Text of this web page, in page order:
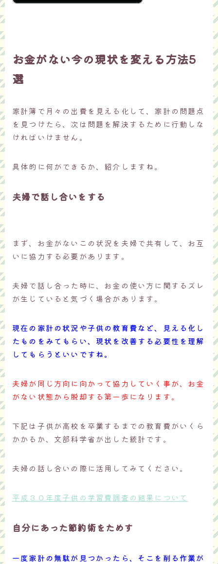
お金がない今の現状を変える方法5
選
家計簿で月々の出費を見える化して、家計の問題点
を見つけたら、次は問題を解決するために行動しな
ければいけません。
具体的に何ができるか、紹介しますね。
夫婦で話し合いをする
まず、お金がないこの状況を夫婦で共有して、お互
いに協力する必要があります。
夫婦で話し合った時に、お金の使い方に関するズレ
が生じていると気づく場合があります。
現在の家計の状況や子供の教育費など、見える化し
たものをみてもらい、現状を改善する必要性を理解
してもらうといいですね。
夫婦が同じ方向に向かって協力していく事が、お金
がない状態から脱却する第一歩になります。
下記は子供が高校を卒業するまでの教育費がいくら
かかるか、文部科学省が出した統計です。
夫婦の話し合いの際に活用してみてください。
平成３０年度子供の学習費調査の結果について
自分にあった節約術をためす
一度家計の無駄が見つかったら、そこを削る作業が